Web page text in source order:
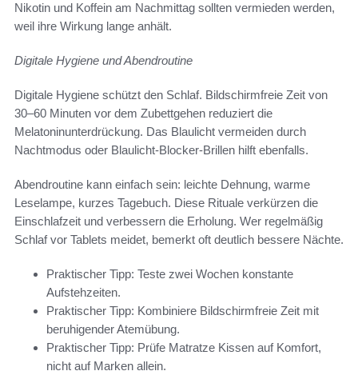
Nikotin und Koffein am Nachmittag sollten vermieden werden,
weil ihre Wirkung lange anhält.
Digitale Hygiene und Abendroutine
Digitale Hygiene schützt den Schlaf. Bildschirmfreie Zeit von
30–60 Minuten vor dem Zubettgehen reduziert die
Melatoninunterdrückung. Das Blaulicht vermeiden durch
Nachtmodus oder Blaulicht-Blocker-Brillen hilft ebenfalls.
Abendroutine kann einfach sein: leichte Dehnung, warme
Leselampe, kurzes Tagebuch. Diese Rituale verkürzen die
Einschlafzeit und verbessern die Erholung. Wer regelmäßig
Schlaf vor Tablets meidet, bemerkt oft deutlich bessere Nächte.
Praktischer Tipp: Teste zwei Wochen konstante
Aufstehzeiten.
Praktischer Tipp: Kombiniere Bildschirmfreie Zeit mit
beruhigender Atemübung.
Praktischer Tipp: Prüfe Matratze Kissen auf Komfort,
nicht auf Marken allein.